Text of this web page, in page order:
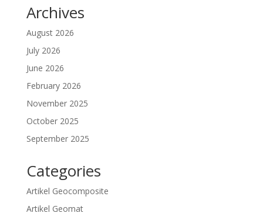
Archives
August 2026
July 2026
June 2026
February 2026
November 2025
October 2025
September 2025
Categories
Artikel Geocomposite
Artikel Geomat